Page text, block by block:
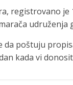
registrovano
udruženja
da poštuju
kada vi